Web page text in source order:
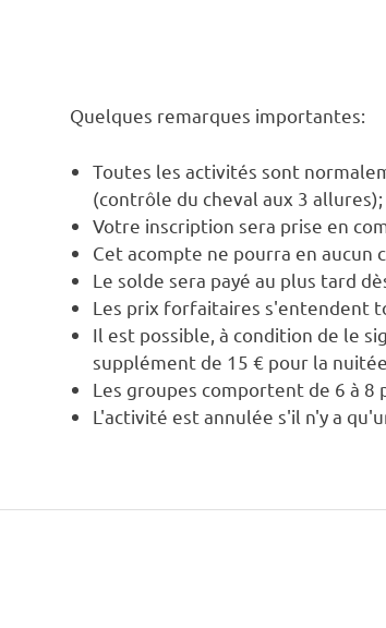
Quelques remarques importantes:
Toutes les activités sont
(contrôle du cheval aux 3 allures);
Votre inscription sera prise en
Cet acompte ne pourra en aucun
Le solde sera payé au plus tard
Les prix forfaitaires s'entendent
Il est possible, à condition de le
supplément de 15 € pour la
Les groupes comportent de 6 à 8
L'activité est annulée s'il n'y a